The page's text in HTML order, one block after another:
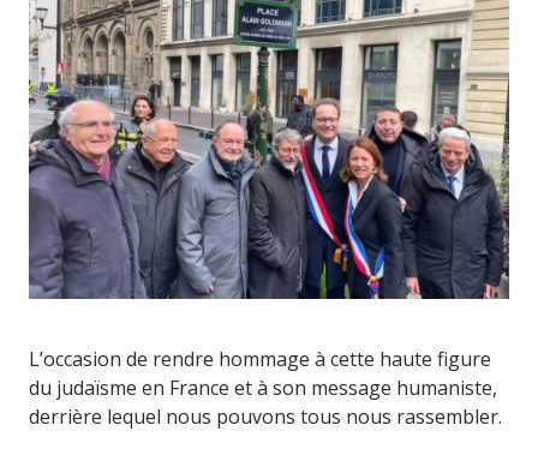
L’occasion de rendre hommage à cette haute figure
du judaïsme en France et à son message humaniste,
derrière lequel nous pouvons tous nous rassembler.